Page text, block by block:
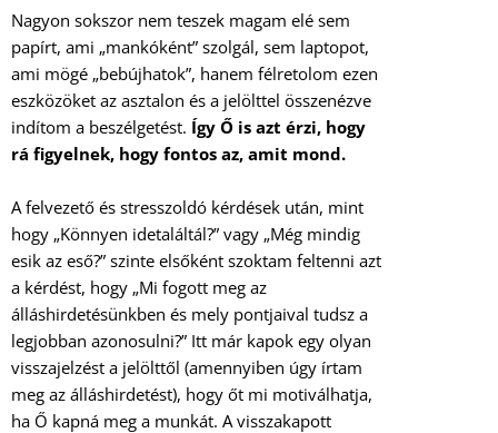
Nagyon sokszor nem teszek magam elé sem
papírt, ami „mankóként” szolgál, sem laptopot,
ami mögé „bebújhatok”, hanem félretolom ezen
eszközöket az asztalon és a jelölttel összenézve
indítom a beszélgetést. Így Ő is azt érzi, hogy
rá figyelnek, hogy fontos az, amit mond.
A felvezető és stresszoldó kérdések után, mint
hogy „Könnyen idetaláltál?” vagy „Még mindig
esik az eső?” szinte elsőként szoktam feltenni azt
a kérdést, hogy „Mi fogott meg az
álláshirdetésünkben és mely pontjaival tudsz a
legjobban azonosulni?” Itt már kapok egy olyan
visszajelzést a jelölttől (amennyiben úgy írtam
meg az álláshirdetést), hogy őt mi motiválhatja,
ha Ő kapná meg a munkát. A visszakapott